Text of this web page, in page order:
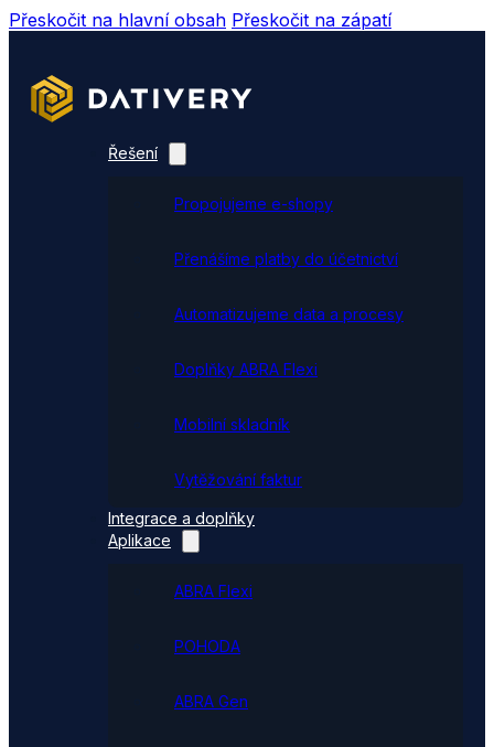
Přeskočit na hlavní obsah Přeskočit na zápatí
Řešení
Propojujeme e-shopy
Přenášíme platby do účetnictví
Automatizujeme data a procesy
Doplňky ABRA Flexi
Mobilní skladník
Vytěžování faktur
Integrace a doplňky
Aplikace
ABRA Flexi
POHODA
ABRA Gen